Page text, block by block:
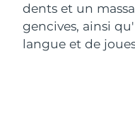
dents et un
gencives, ainsi
langue et de
Malte
Mexique